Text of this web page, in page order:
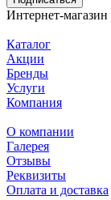
Интернет-магазин
Каталог
Акции
Бренды
Услуги
Компания
О компании
Галерея
Отзывы
Реквизиты
Оплата и доставка